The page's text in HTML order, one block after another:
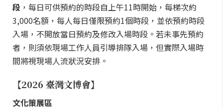
段 ，每日可供預約的時段自上午11時開始，每梯次約
3,000名額，每人每日僅限預約1個時段，並依預約時段
入場，不開放當日預約及修改入場時段。若未事先預約
者，則須依現場工作人員引導排隊入場，但實際入場時
間將視現場人流狀況安排。
【2026 臺灣文博會】
文化策展區